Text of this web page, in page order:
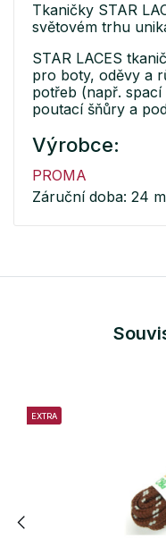
Tkaničky STAR
světovém trhu
STAR LACES
pro boty, oděvy a
potřeb (např.
poutací šňůry a
Výrobce:
PROMA
Záruční doba: 24
EXTRA